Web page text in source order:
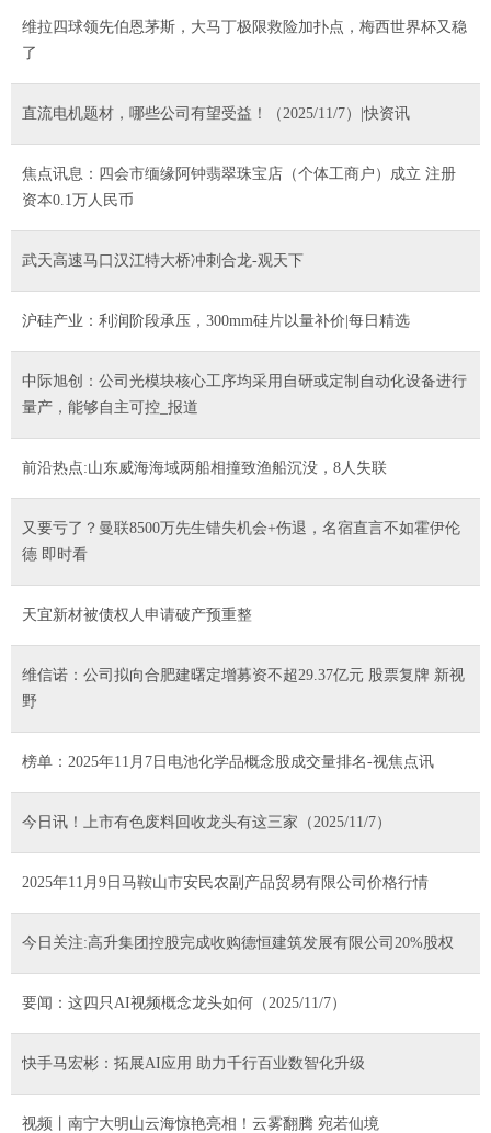
维拉四球领先伯恩茅斯，大马丁极限救险加扑点，梅西世界杯又稳
了
直流电机题材，哪些公司有望受益！（2025/11/7）|快资讯
焦点讯息：四会市缅缘阿钟翡翠珠宝店（个体工商户）成立 注册
资本0.1万人民币
武天高速马口汉江特大桥冲刺合龙-观天下
沪硅产业：利润阶段承压，300mm硅片以量补价|每日精选
中际旭创：公司光模块核心工序均采用自研或定制自动化设备进行
量产，能够自主可控_报道
前沿热点:山东威海海域两船相撞致渔船沉没，8人失联
又要亏了？曼联8500万先生错失机会+伤退，名宿直言不如霍伊伦
德 即时看
天宜新材被债权人申请破产预重整
维信诺：公司拟向合肥建曙定增募资不超29.37亿元 股票复牌 新视
野
榜单：2025年11月7日电池化学品概念股成交量排名-视焦点讯
今日讯！上市有色废料回收龙头有这三家（2025/11/7）
2025年11月9日马鞍山市安民农副产品贸易有限公司价格行情
今日关注:高升集团控股完成收购德恒建筑发展有限公司20%股权
要闻：这四只AI视频概念龙头如何（2025/11/7）
快手马宏彬：拓展AI应用 助力千行百业数智化升级
视频丨南宁大明山云海惊艳亮相！云雾翻腾 宛若仙境